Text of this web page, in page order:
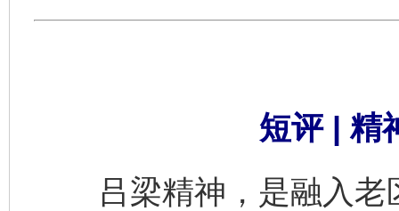
短评 | 精
吕梁精神，是融入老